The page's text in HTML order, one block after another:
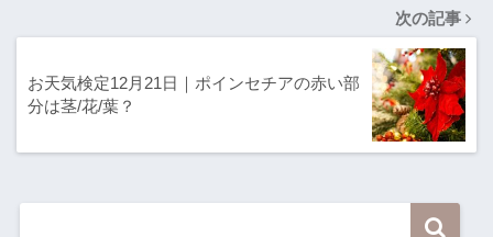
次の記事
お天気検定12月21日｜ポインセチアの赤い部
分は茎/花/葉？